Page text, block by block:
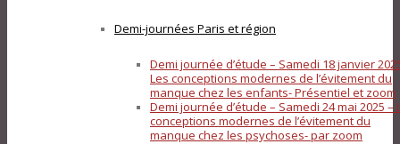
Demi-journées Paris et région
Demi journée d’étude – Samedi 18 janvier
Les conceptions modernes de l’évitement du
manque chez les enfants- Présentiel et zoom
Demi journée d’étude – Samedi 24 mai 2025 –
conceptions modernes de l’évitement du
manque chez les psychoses- par zoom